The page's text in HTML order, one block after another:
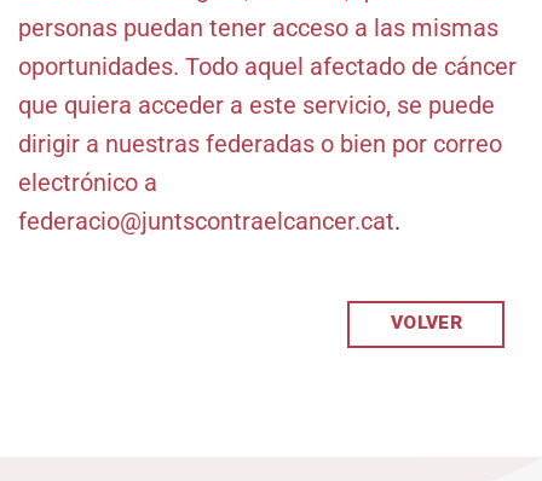
personas puedan tener acceso a las mismas
oportunidades. Todo aquel afectado de cáncer
que quiera acceder a este servicio, se puede
dirigir a nuestras federadas o bien por correo
electrónico a
federacio@juntscontraelcancer.cat.
VOLVER